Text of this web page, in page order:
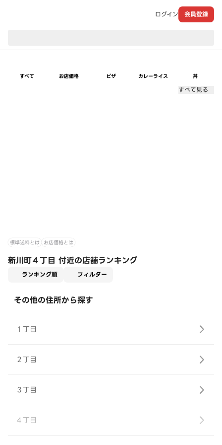
ログイン 会員登録
すべて お店価格 ピザ カレーライス 丼
すべて見る
標準送料とは お店価格とは
新川町４丁目 付近の店舗ランキング
ランキング順 フィルター
その他の住所から探す
１丁目
２丁目
３丁目
４丁目